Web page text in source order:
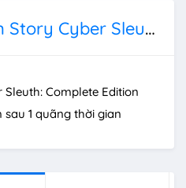
Sleuth: Complete Edition
Complete Edition
1 quãng thời gian